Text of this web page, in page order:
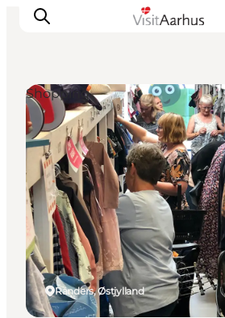
Oplevelser
Kalender
Byer og steder
Planlæg ferien
Transport
Randers, Østjylland
Shopping